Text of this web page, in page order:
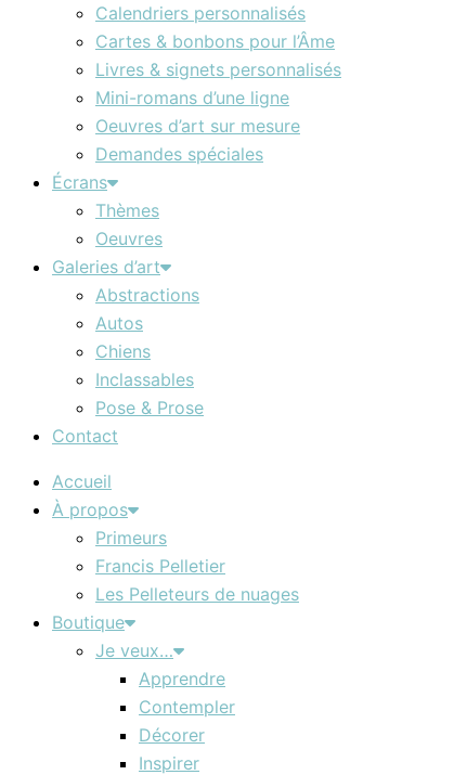
Calendriers personnalisés
Cartes & bonbons pour l’Âme
Livres & signets personnalisés
Mini-romans d’une ligne
Oeuvres d’art sur mesure
Demandes spéciales
Écrans
Thèmes
Oeuvres
Galeries d’art
Abstractions
Autos
Chiens
Inclassables
Pose & Prose
Contact
Accueil
À propos
Primeurs
Francis Pelletier
Les Pelleteurs de nuages
Boutique
Je veux…
Apprendre
Contempler
Décorer
Inspirer